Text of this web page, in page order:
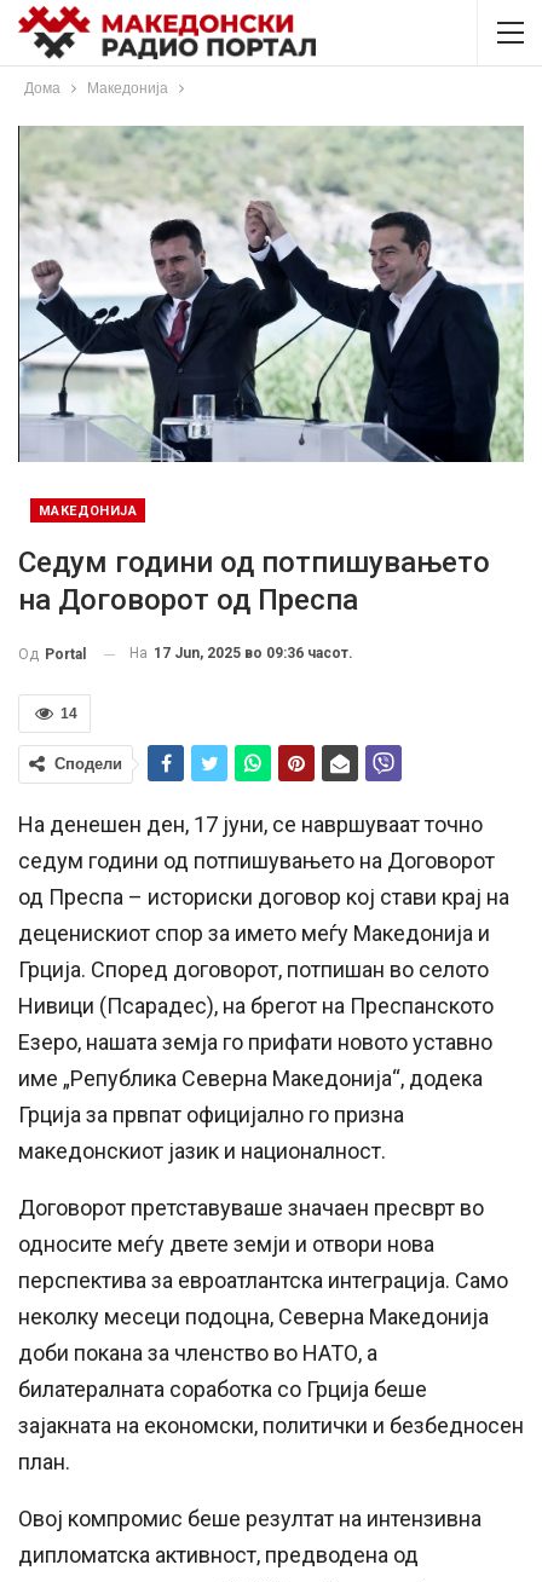
Дома Македонија
МАКЕДОНИЈА
Седум години од потпишувањето
на Договорот од Преспа
Од Portal На 17 Jun, 2025 во 09:36 часот.
14
Сподели
На денешен ден, 17 јуни, се навршуваат точно
седум години од потпишувањето на Договорот
од Преспа – историски договор кој стави крај на
деценискиот спор за името меѓу Македонија и
Грција. Според договорот, потпишан во селото
Нивици (Псарадес), на брегот на Преспанското
Езеро, нашата земја го прифати новото уставно
име „Република Северна Македонија“, додека
Грција за првпат официјално го призна
македонскиот јазик и националност.
Договорот претставуваше значаен пресврт во
односите меѓу двете земји и отвори нова
перспектива за евроатлантска интеграција. Само
неколку месеци подоцна, Северна Македонија
доби покана за членство во НАТО, а
билатералната соработка со Грција беше
зајакната на економски, политички и безбедносен
план.
Овој компромис беше резултат на интензивна
дипломатска активност, предводена од